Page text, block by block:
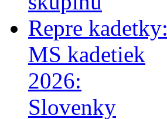
Repre kadetky:
MS kadetiek
2026:
Slovenky